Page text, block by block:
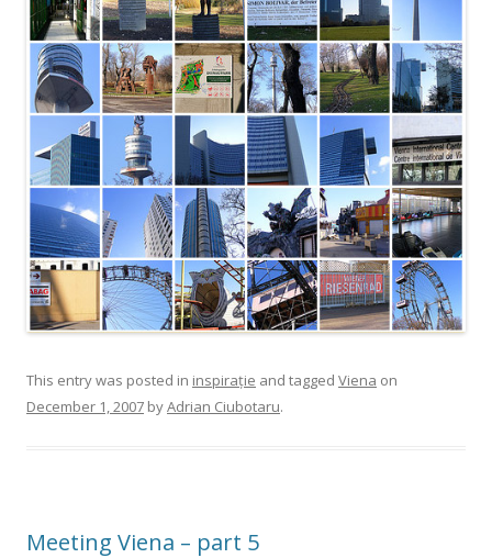
This entry was posted in inspirație and tagged Viena on
December 1, 2007 byAdrian Ciubotaru.
Meeting Viena – part 5